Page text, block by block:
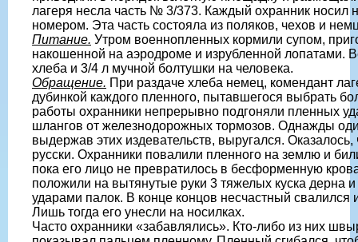
лагеря несла часть № 3/373. Каждый охранник носил
номером. Эта часть состояла из поляков, чехов и
Питание. Утром военнопленных кормили супом,
накошенной на аэродроме и изрубленной лопатами.
хлеба и 3/4 л мучной болтушки на человека.
Обращение. При раздаче хлеба немец, комендант
дубинкой каждого пленного, пытавшегося выбрать
работы охранники непрерывно подгоняли пленных
шлангов от железнодорожных тормозов. Однажды
выдержав этих издевательств, выругался.
русски. Охранники повалили пленного на землю и
пока его лицо не превратилось в бесформенную
положили на вытянутые руки 3 тяжелых куска дерна и
ударами палок. В конце концов несчастный свалился
Лишь тогда его унесли на носилках.
Часто охранники «забавлялись». Кто-либо из них